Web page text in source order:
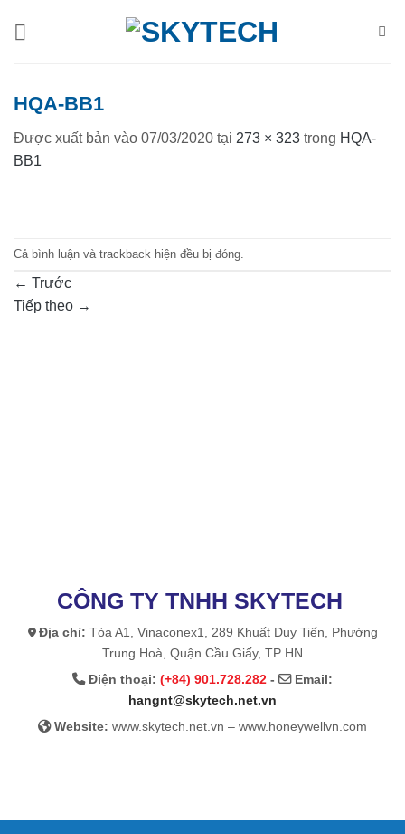
HQA-BB1
Được xuất bản vào 07/03/2020 tại 273 × 323 trong HQA-
BB1
Cả bình luận và trackback hiện đều bị đóng.
← Trước
Tiếp theo →
CÔNG TY TNHH SKYTECH
Địa chỉ: Tòa A1, Vinaconex1, 289 Khuất Duy Tiến, Phường
Trung Hoà, Quận Cầu Giấy, TP HN
Điện thoại: (+84) 901.728.282 -
Email:
hangnt@skytech.net.vn
Website: www.skytech.net.vn – www.honeywellvn.com